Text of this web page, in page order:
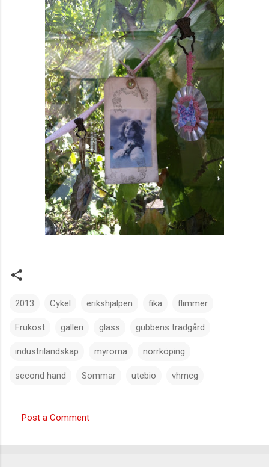
2013 Cykel erikshjälpen fika flimmer
Frukost galleri glass gubbens trädgård
industrilandskap myrorna norrköping
second hand Sommar utebio vhmcg
o
Post a Comment